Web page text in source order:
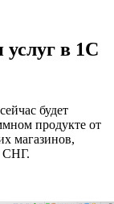
услуг в 1С
будет
продукте от
магазинов,
СНГ.